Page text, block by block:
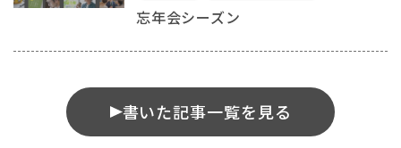
忘年会シーズン
書いた記事一覧を見る